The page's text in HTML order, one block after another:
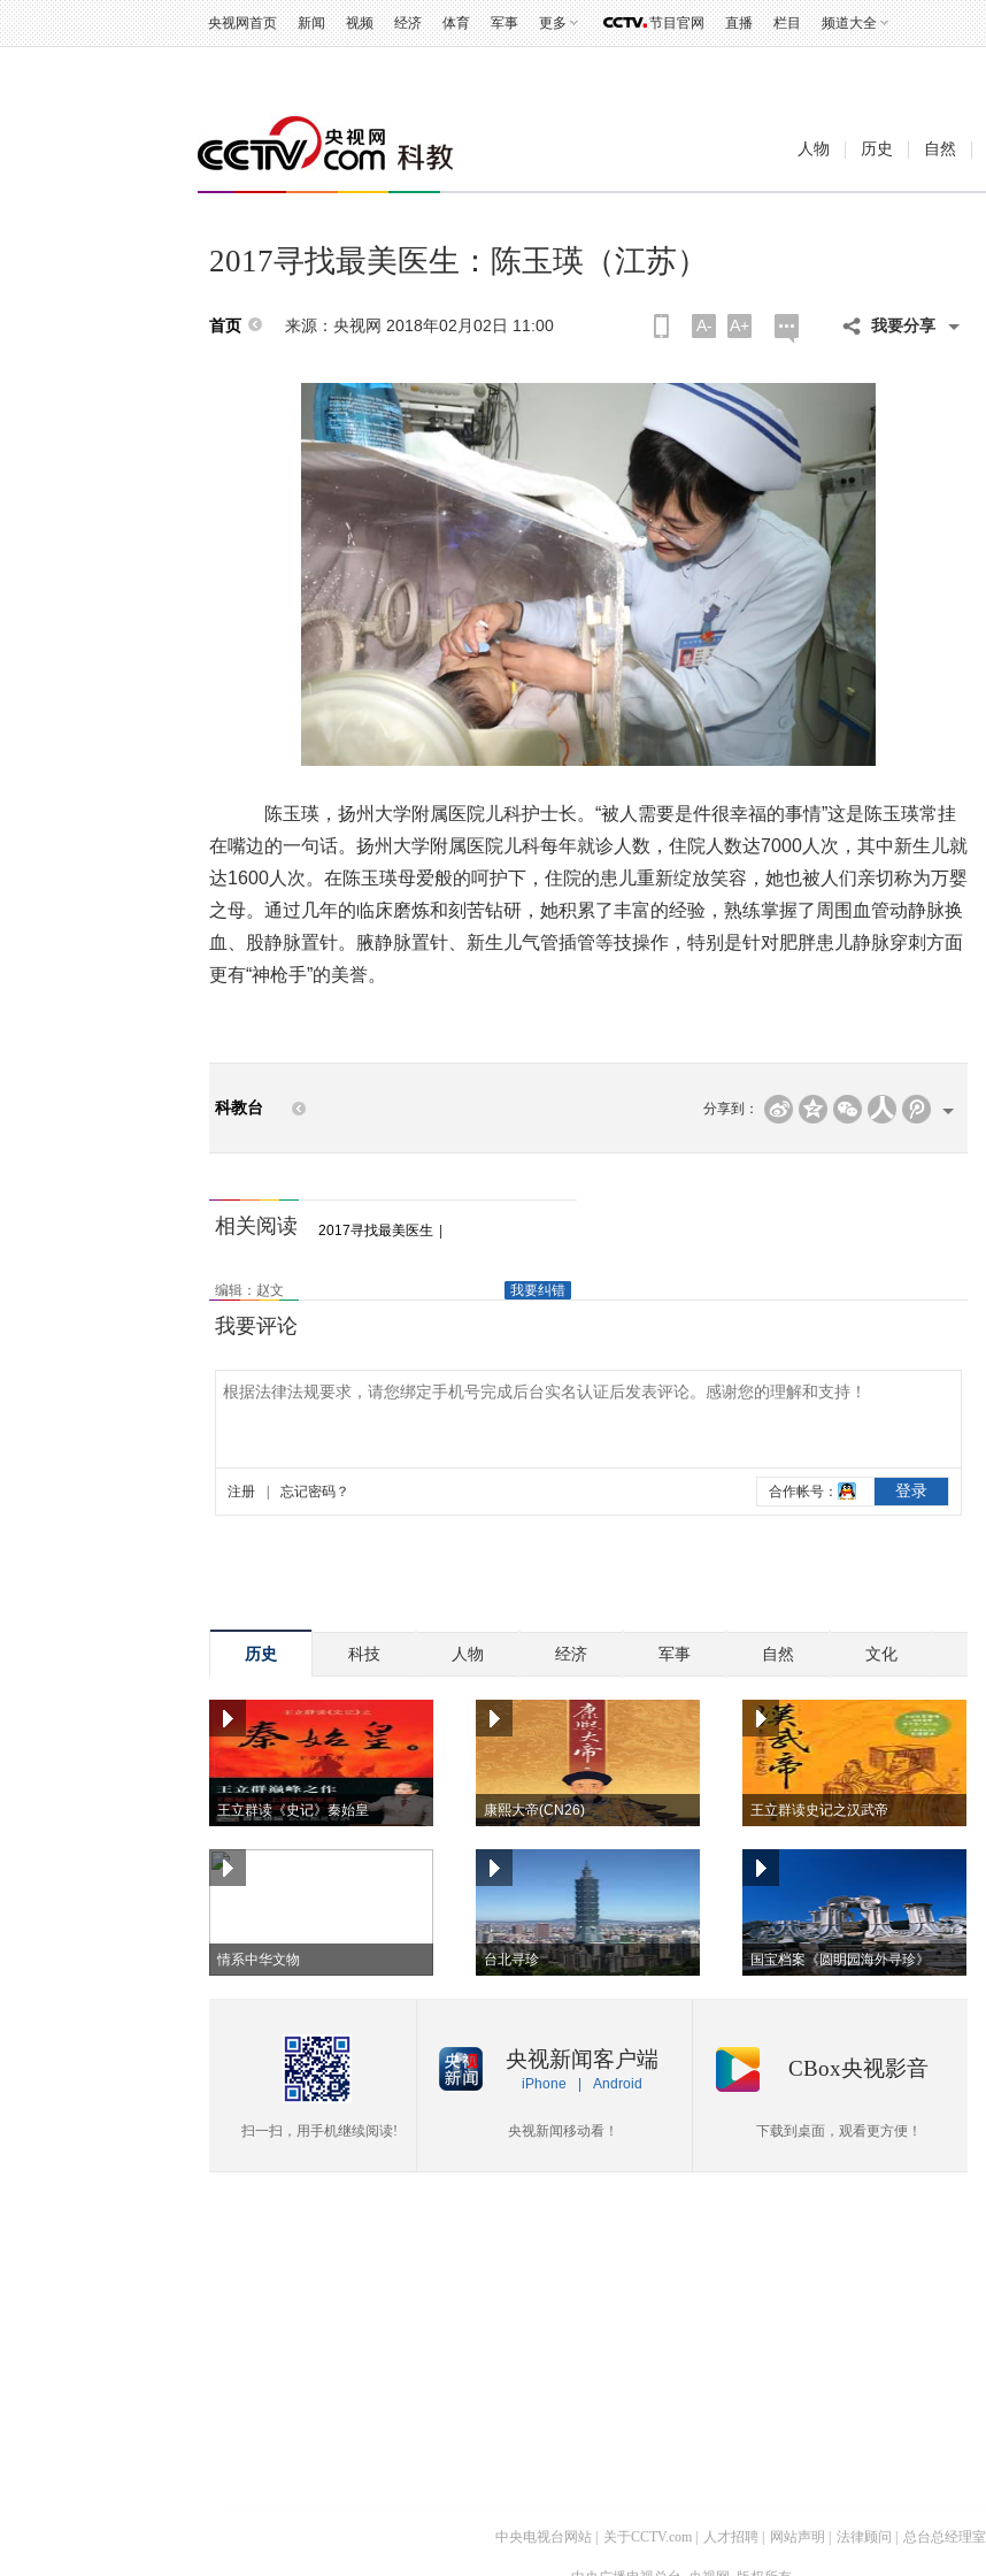
央视网首页 新闻 视频 经济 体育 军事 更多 节目官网 直播 栏目 频道大全
人物 历史 自然
2017寻找最美医生：陈玉瑛（江苏）
首页 来源：央视网 2018年02月02日 11:00 A- A+ 我要分享
陈玉瑛，扬州大学附属医院儿科护士长。“被人需要是件很幸福的事情”这是陈玉瑛常挂
在嘴边的一句话。扬州大学附属医院儿科每年就诊人数，住院人数达7000人次，其中新生儿就
达1600人次。在陈玉瑛母爱般的呵护下，住院的患儿重新绽放笑容，她也被人们亲切称为万婴
之母。通过几年的临床磨炼和刻苦钻研，她积累了丰富的经验，熟练掌握了周围血管动静脉换
血、股静脉置针。腋静脉置针、新生儿气管插管等技操作，特别是针对肥胖患儿静脉穿刺方面
更有“神枪手”的美誉。
科教台 分享到：
相关阅读 2017寻找最美医生
我要纠错
编辑：赵文
历史 科技 人物 经济 军事 自然 文化
王立群读《史记》秦始皇 康熙大帝(CN26) 王立群读史记之汉武帝
情系中华文物 台北寻珍 国宝档案《圆明园海外寻珍》
扫一扫，用手机继续阅读!
央视新闻客户端
iPhone Android
央视新闻移动看！
CBox央视影音
下载到桌面，观看更方便！
中央电视台网站 关于CCTV.com 人才招聘 网站声明 法律顾问 总台总经理室